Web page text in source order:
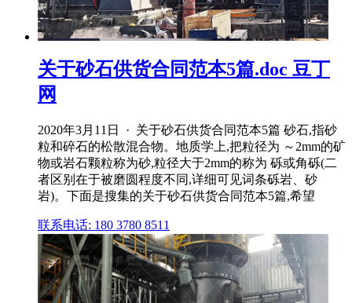
关于砂石供货合同范本5篇.doc 豆丁
网
2020年3月11日 · 关于砂石供货合同范本5篇 砂石,指砂
粒和碎石的松散混合物。地质学上,把粒径为 ～2mm的矿
物或岩石颗粒称为砂,粒径大于2mm的称为 砾或角砾(二
者区别在于被磨圆程度不同,详细可见词条砾岩、砂
岩)。下面是搜集的关于砂石供货合同范本5篇,希望
联系电话: 180 3780 8511